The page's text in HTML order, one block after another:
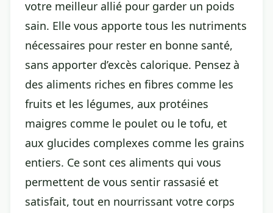
votre meilleur allié pour garder un poids
sain. Elle vous apporte tous les nutriments
nécessaires pour rester en bonne santé,
sans apporter d’excès calorique. Pensez à
des aliments riches en fibres comme les
fruits et les légumes, aux protéines
maigres comme le poulet ou le tofu, et
aux glucides complexes comme les grains
entiers. Ce sont ces aliments qui vous
permettent de vous sentir rassasié et
satisfait, tout en nourrissant votre corps